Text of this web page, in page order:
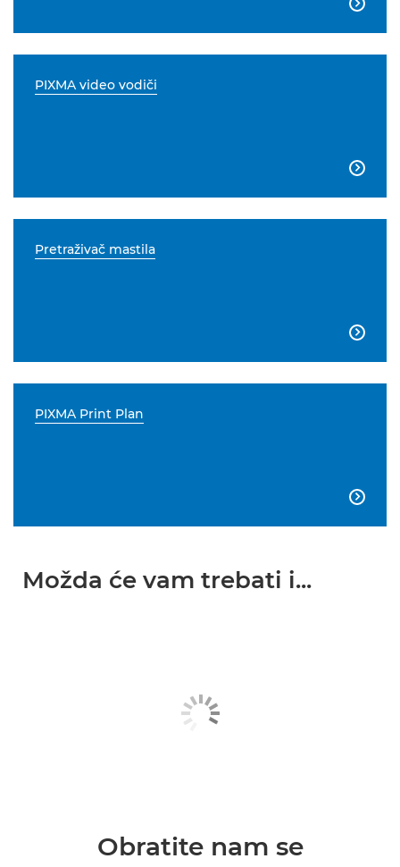

PIXMA video vodiči

Pretraživač mastila

PIXMA Print Plan

Možda će vam trebati i...
Obratite nam se